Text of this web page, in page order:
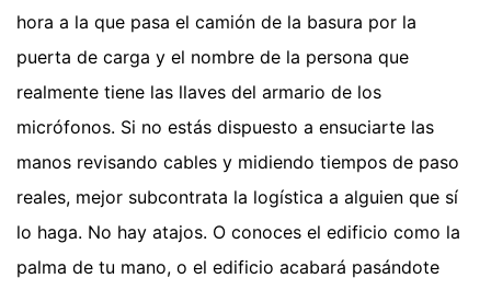
hora a la que pasa el camión de la basura por la
puerta de carga y el nombre de la persona que
realmente tiene las llaves del armario de los
micrófonos. Si no estás dispuesto a ensuciarte las
manos revisando cables y midiendo tiempos de paso
reales, mejor subcontrata la logística a alguien que sí
lo haga. No hay atajos. O conoces el edificio como la
palma de tu mano, o el edificio acabará pasándote